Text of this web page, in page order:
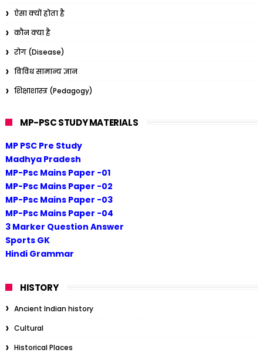
ऐसा क्यों होता है
कौन क्या है
रोग (Disease)
विविध सामान्य ज्ञान
शिक्षाशास्त्र (Pedagogy)
MP-PSC STUDY MATERIALS
MP PSC Pre Study
Madhya Pradesh
MP-Psc Mains Paper -01
MP-Psc Mains Paper -02
MP-Psc Mains Paper -03
MP-Psc Mains Paper -04
3 Marker Question Answer
Sports GK
Hindi Grammar
HISTORY
Ancient Indian history
Cultural
Historical Places